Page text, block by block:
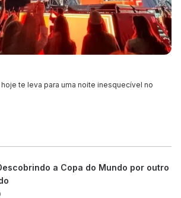
hoje te leva para uma noite inesquecível no
a Copa do Mundo por outro